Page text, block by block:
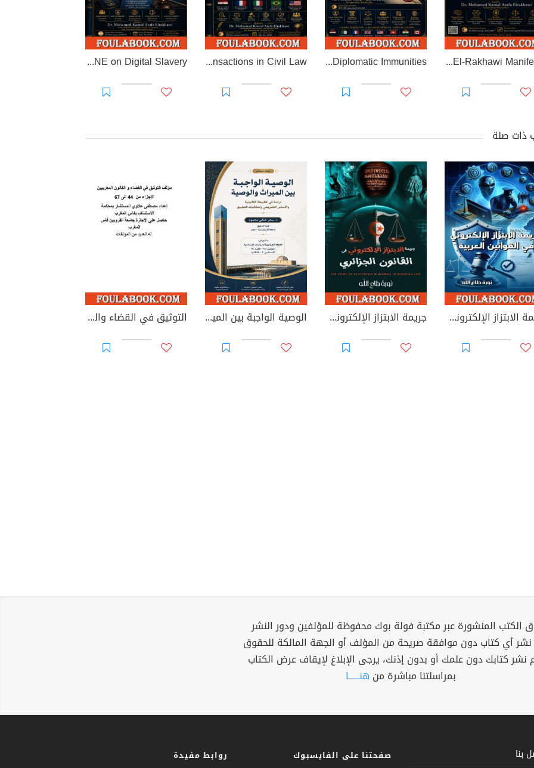
Prisoner of Perception: The El-Rakhawi Manifesto
EL-RAKHAWI MONOGRAPH on Diplomatic Immunities
EL RAKHAWI MIND on the Doctrine of Simulation and Sham Transactions in Civil Law
EL-RAKHAWI DOCTRINE on Digital Slavery
ذات صلة
جريمة الابتزاز الإلكتروني في القوانين العربية جريمة الابتزاز الإلكتروني في القانون الجزائري الوصية الواجبة بين الميراث والوصية: دراسة في الطبيعة القانونية والأساس التشريعي وإشكاليات التطبيق التوثيق في القضاء والقانون المغربيين - الأجزاء من 44 إلى 67
الكتب المنشورة عبر مكتبة فولة بوك محفوظة للمؤلفين ودور النشر
نشر أي كتاب دون موافقة صريحة من المؤلف أو الجهة المالكة للحقوق
نشر كتابك دون علمك أو بدون إذنك، يرجى الإبلاغ لإيقاف عرض الكتاب
بمراسلتنا مباشرة من هنــــــا
بنا صفحتنا على الفايسبوك روابط مفيدة